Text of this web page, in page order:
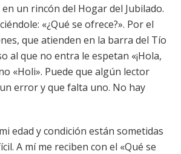
un rincón del Hogar del Jubilado.
«¿Qué se ofrece?». Por el
que atienden en la barra del Tío
al que no entra le espetan «¡Hola,
«Holi». Puede que algún lector
error y que falta uno. No hay
edad y condición están sometidas
A mí me reciben con el «Qué se